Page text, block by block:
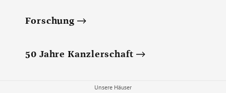
Forschung
50 Jahre Kanzlerschaft
Unsere Häuser